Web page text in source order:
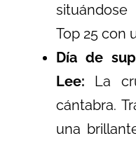
Top 25 con
Día de
Lee: La
cántabra.
una